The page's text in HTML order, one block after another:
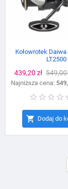
Kołowrotek
LT2500
Cena
439,20 zł Cena
549,00
Najniższa cena:
 Dodaj do